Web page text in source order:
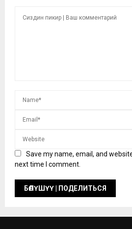
Save my name, email, and
next time I comment.